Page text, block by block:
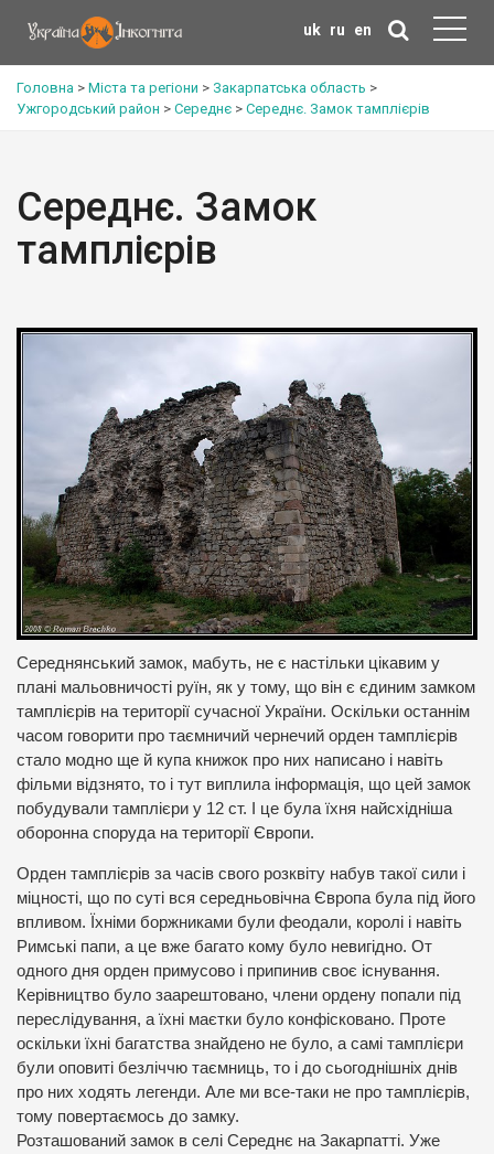
uk ru en
Головна > Міста та регіони > Закарпатська область >
Ужгородський район > Середнє > Середнє. Замок тамплієрів
Середнє. Замок
тамплієрів
Середнянський замок, мабуть, не є настільки цікавим у
плані мальовничості руїн, як у тому, що він є єдиним замком
тамплієрів на території сучасної України. Оскільки останнім
часом говорити про таємничий чернечий орден тамплієрів
стало модно ще й купа книжок про них написано і навіть
фільми відзнято, то і тут виплила інформація, що цей замок
побудували тамплієри у 12 ст. І це була їхня найсхідніша
оборонна споруда на території Європи.
Орден тамплієрів за часів свого розквіту набув такої сили і
міцності, що по суті вся середньовічна Європа була під його
впливом. Їхніми боржниками були феодали, королі і навіть
Римські папи, а це вже багато кому було невигідно. От
одного дня орден примусово і припинив своє існування.
Керівництво було заарештовано, члени ордену попали під
переслідування, а їхні маєтки було конфісковано. Проте
оскільки їхні багатства знайдено не було, а самі тамплієри
були оповиті безліччю таємниць, то і до сьогоднішніх днів
про них ходять легенди. Але ми все-таки не про тамплієрів,
тому повертаємось до замку.
Розташований замок в селі Середнє на Закарпатті. Уже